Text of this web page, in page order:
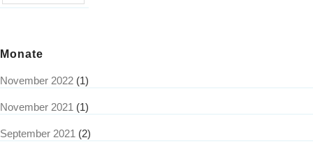
Monate
November 2022 (1)
November 2021 (1)
September 2021 (2)